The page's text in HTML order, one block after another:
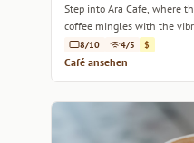
Step into Ara Cafe, where
coffee mingles with the
8/10 4/5 $
Café ansehen